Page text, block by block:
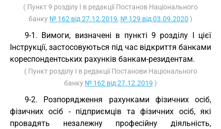
( Пункт 9 розділу I в редакції Постанов Національного
банку № 162 від 27.12.2019, № 129 від 03.09.2020 )
9-1. Вимоги, визначені в пункті 9 розділу I цієї
Інструкції, застосовуються під час відкриття банками
кореспондентських рахунків банкам-резидентам.
( Пункт розділу I в редакції Постанови Національного
банку № 162 від 27.12.2019 )
9-2. Розпорядження рахунками фізичних осіб,
фізичних осіб - підприємців та фізичних осіб, які
провадять незалежну професійну діяльність,